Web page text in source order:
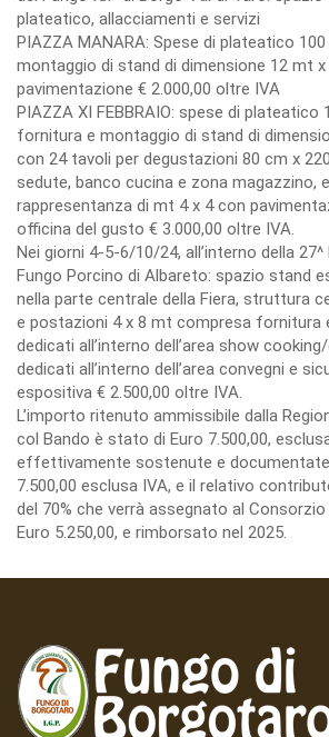
plateatico, allacciamenti e servizi
PIAZZA MANARA: Spese di plateatico
montaggio di stand di dimensione 12 mt
pavimentazione € 2.000,00 oltre IVA
PIAZZA XI FEBBRAIO: spese di plateatico
fornitura e montaggio di stand di
con 24 tavoli per degustazioni 80 cm x
sedute, banco cucina e zona magazzino,
rappresentanza di mt 4 x 4 con
officina del gusto € 3.000,00 oltre IVA.
Nei giorni 4-5-6/10/24, all’interno della 27^
Fungo Porcino di Albareto: spazio stand
nella parte centrale della Fiera, struttura
e postazioni 4 x 8 mt compresa fornitura
dedicati all’interno dell’area show
dedicati all’interno dell’area convegni e
espositiva € 2.500,00 oltre IVA.
L’importo ritenuto ammissibile dalla
col Bando è stato di Euro 7.500,00,
effettivamente sostenute e
7.500,00 esclusa IVA, e il relativo
del 70% che verrà assegnato al Consorzio
Euro 5.250,00, e rimborsato nel 2025.